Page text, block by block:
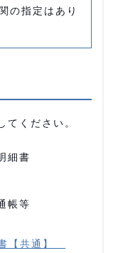
の指定はあり
てください。
細書
帳等
【共通】